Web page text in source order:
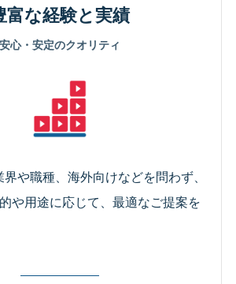
富な経験と実績
安心・安定のクオリティ
や職種、海外向けなどを問わず、
や用途に応じて、最適なご提案を